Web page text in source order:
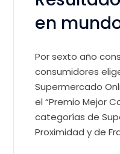
en
Por sexto año
consumidores
Supermercado
el “Premio Mejor
categorías de
Proximidad y de